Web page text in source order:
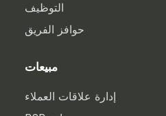
التوظيف
حوافز الفريق
مبيعات
إدارة علاقات العملاء